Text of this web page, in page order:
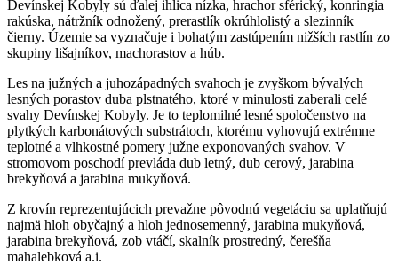
Devínskej Kobyly sú ďalej ihlica nízka, hrachor sférický, konringia
rakúska, nátržník odnožený, prerastlík okrúhlolistý a slezinník
čierny. Územie sa vyznačuje i bohatým zastúpením nižších rastlín zo
skupiny lišajníkov, machorastov a húb.
Les na južných a juhozápadných svahoch je zvyškom bývalých
lesných porastov duba plstnatého, ktoré v minulosti zaberali celé
svahy Devínskej Kobyly. Je to teplomilné lesné spoločenstvo na
plytkých karbonátových substrátoch, ktorému vyhovujú extrémne
teplotné a vlhkostné pomery južne exponovaných svahov. V
stromovom poschodí prevláda dub letný, dub cerový, jarabina
brekyňová a jarabina mukyňová.
Z krovín reprezentujúcich prevažne pôvodnú vegetáciu sa uplatňujú
najmä hloh obyčajný a hloh jednosemenný, jarabina mukyňová,
jarabina brekyňová, zob vtáčí, skalník prostredný, čerešňa
mahalebková a.i.